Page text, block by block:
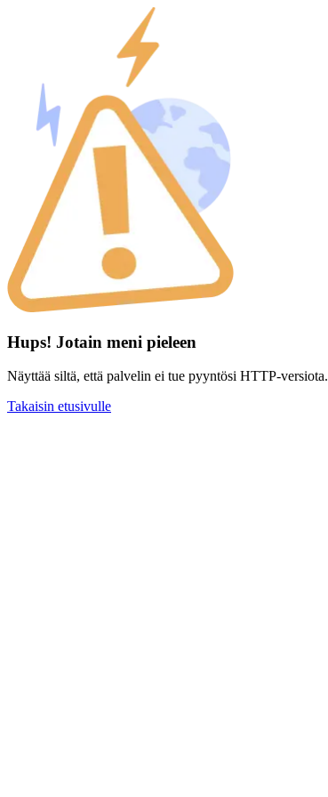
Hups! Jotain meni pieleen
Näyttää siltä, että palvelin ei tue pyyntösi HTTP-versiota.
Takaisin etusivulle